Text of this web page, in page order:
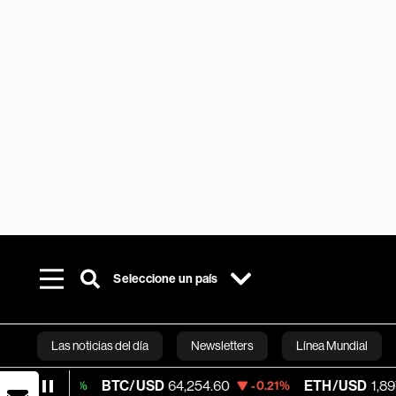
Seleccione un país
Las noticias del día Newsletters Línea Mundial
Bloomberg
BTC/USD 64,254.60 -0.21% ETH/USD 1,897.715 -